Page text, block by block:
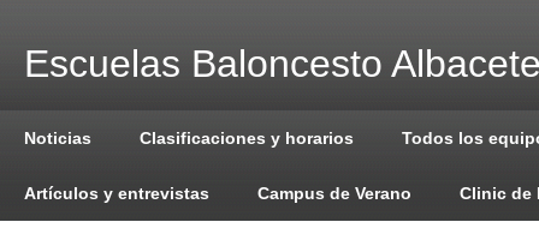
Escuelas Baloncesto
Noticias Clasificaciones y horarios Todos los
Artículos y entrevistas Campus de Verano Clinic de